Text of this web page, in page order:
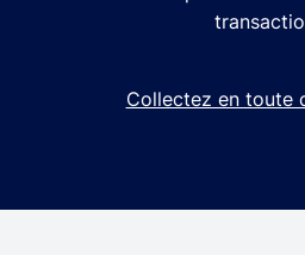
Collectez en toute